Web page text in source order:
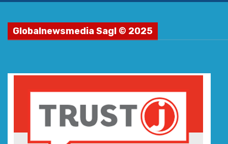
Globalnewsmedia Sagl © 2025